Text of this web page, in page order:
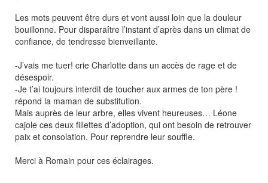
Les mots peuvent être durs et vont aussi loin que la douleur
bouillonne. Pour disparaître l’instant d’après dans un climat de
confiance, de tendresse bienveillante.
-J’vais me tuer! crie Charlotte dans un accès de rage et de
désespoir.
-Je t’ai toujours interdit de toucher aux armes de ton père !
répond la maman de substitution.
Mais auprès de leur arbre, elles vivent heureuses… Léone
cajole ces deux fillettes d’adoption, qui ont besoin de retrouver
paix et consolation. Pour reprendre leur souffle.
Merci à Romain pour ces éclairages.